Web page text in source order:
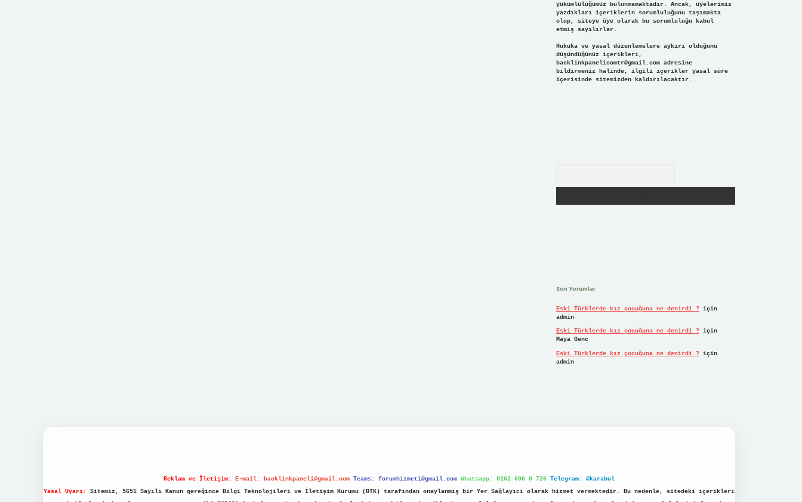
yükümlülüğümüz bulunmamaktadır. Ancak, üyelerimiz
yazdıkları içeriklerin sorumluluğunu taşımakta
olup, siteye üye olarak bu sorumluluğu kabul
etmiş sayılırlar.
Hukuka ve yasal düzenlemelere aykırı olduğunu
düşündüğünüz içerikleri,
backlinkpanelicomtr@gmail.comadresine
bildirmeniz halinde, ilgili içerikler yasal süre
içerisinde sitemizden kaldırılacaktır.
Son Yorumlar
Eski Türklerde kız çocuğuna ne denirdi ?için
admin
Eski Türklerde kız çocuğuna ne denirdi ?için
Maya Genc
Eski Türklerde kız çocuğuna ne denirdi ?için
admin
Reklam ve İletişim: E-mail: backlinkpaneli@gmail.com Teams: forumhizmeti@gmail.com Whatsapp: 0262 606 0 726
Telegram: @karabul
Yasal Uyarı:
Sitemiz, 5651 Sayılı Kanun gereğince Bilgi Teknolojileri ve İletişim Kurumu (BTK) tarafından onaylanmış bir Yer Sağlayıcı olarak hizmet vermektedir. Bu nedenle, sitedeki içerikleri